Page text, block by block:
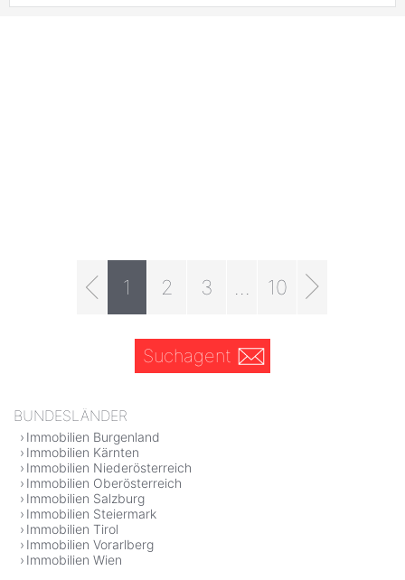
1 2 3 10
Suchagent
BUNDESLÄNDER
Immobilien Burgenland
Immobilien Kärnten
Immobilien Niederösterreich
Immobilien Oberösterreich
Immobilien Salzburg
Immobilien Steiermark
Immobilien Tirol
Immobilien Vorarlberg
Immobilien Wien